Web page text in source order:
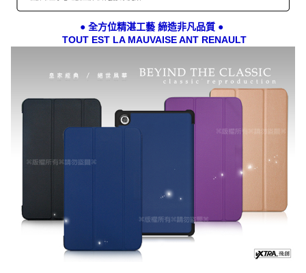
● 全方位精湛工藝 締造非凡品質 ●
TOUT EST LA MAUVAISE ANT RENAULT